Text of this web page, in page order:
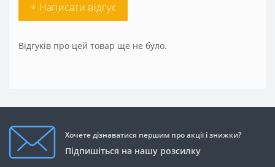
+ Написати відгук
Відгуків про цей товар ще не було.
Хочете дізнаватися першим про акції і знижки?
Підпишіться на нашу розсилку